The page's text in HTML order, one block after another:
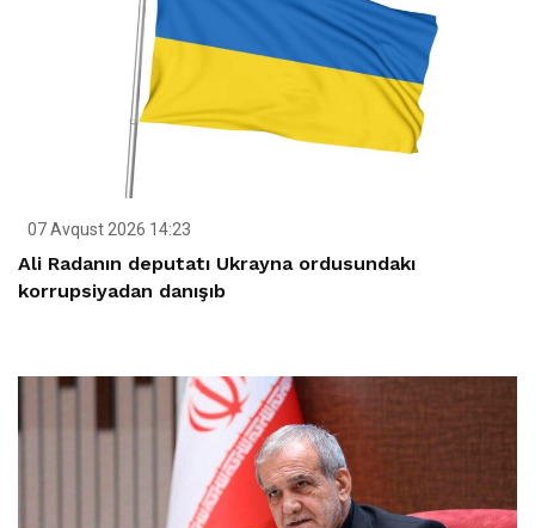
07 Avqust 2026 14:23
Ali Radanın deputatı Ukrayna ordusundakı
korrupsiyadan danışıb